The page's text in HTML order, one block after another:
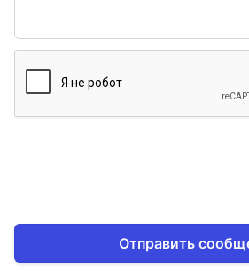
Отправить